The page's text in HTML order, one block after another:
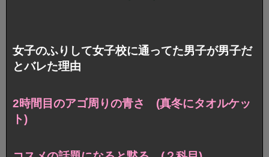
女子のふりして女子校に通ってた男子が男子だ
とバレた理由
2時間目のアゴ周りの青さ (真冬にタオルケッ
ト)